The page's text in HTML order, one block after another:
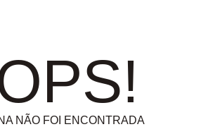
NÃO FOI ENCONTRADA